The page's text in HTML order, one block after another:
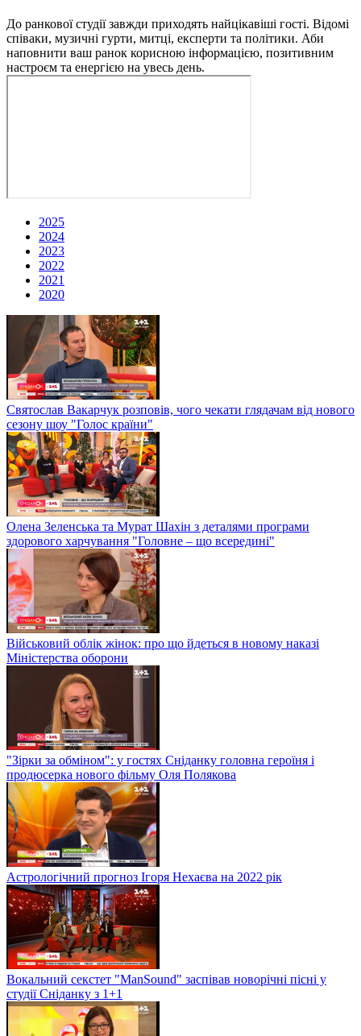
До ранкової студії завжди приходять найцікавіші гості. Відомі
співаки, музичні гурти, митці, експерти та політики. Аби
наповнити ваш ранок корисною інформацією, позитивним
настроєм та енергією на увесь день.
2025
2024
2023
2022
2021
2020
Святослав Вакарчук розповів, чого чекати глядачам від нового
сезону шоу "Голос країни"
Олена Зеленська та Мурат Шахін з деталями програми
здорового харчування "Головне – що всередині"
Військовий облік жінок: про що йдеться в новому наказі
Міністерства оборони
"Зірки за обміном": у гостях Сніданку головна героїня і
продюсерка нового фільму Оля Полякова
Астрологічний прогноз Ігоря Нехаєва на 2022 рік
Вокальний секстет "ManSound" заспівав новорічні пісні у
студії Сніданку з 1+1